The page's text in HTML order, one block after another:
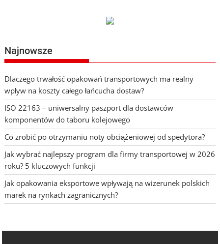
Najnowsze
Dlaczego trwałość opakowań transportowych ma realny
wpływ na koszty całego łańcucha dostaw?
ISO 22163 – uniwersalny paszport dla dostawców
komponentów do taboru kolejowego
Co zrobić po otrzymaniu noty obciążeniowej od spedytora?
Jak wybrać najlepszy program dla firmy transportowej w 2026
roku? 5 kluczowych funkcji
Jak opakowania eksportowe wpływają na wizerunek polskich
marek na rynkach zagranicznych?